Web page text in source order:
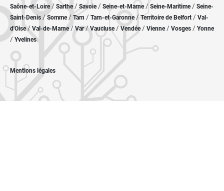
Saône-et-Loire/ Sarthe/ Savoie/ Seine-et-Marne/ Seine-Maritime/ Seine-
Saint-Denis /Somme/ Tarn / Tarn-et-Garonne/Territoire de Belfort / Val-
d'Oise/ Val-de-Marne/Var/Vaucluse/ Vendée/ Vienne/ Vosges / Yonne
/ Yvelines
Mentions légales